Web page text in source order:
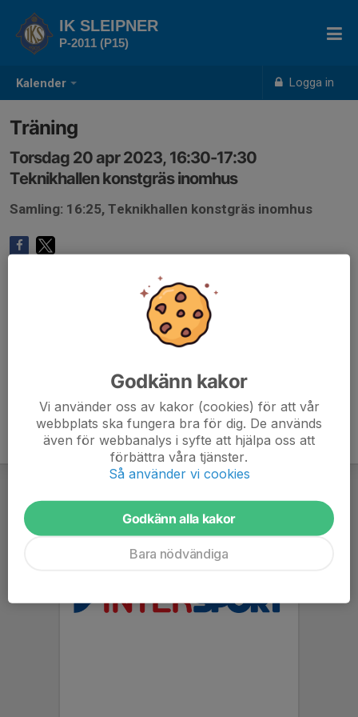
Kalender Logga in
IK SLEIPNER
P-2011 (P15)
Träning
Torsdag 20 apr 2023, 16:30-17:30
Teknikhallen konstgräs inomhus
Samling: 16:25, Teknikhallen konstgräs inomhus
Godkänn kakor
Vi använder oss av kakor (cookies) för att vår
webbplats ska fungera bra för dig. De används
även för webbanalys i syfte att hjälpa oss att
förbättra våra tjänster.
Så använder vi cookies
Godkänn alla kakor
Bara nödvändiga